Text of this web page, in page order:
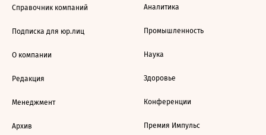
Справочник компаний
Подписка для юр.лиц
О компании
Редакция
Менеджмент
Архив
Аналитика
Промышленность
Наука
Здоровье
Конференции
Премия Импульс